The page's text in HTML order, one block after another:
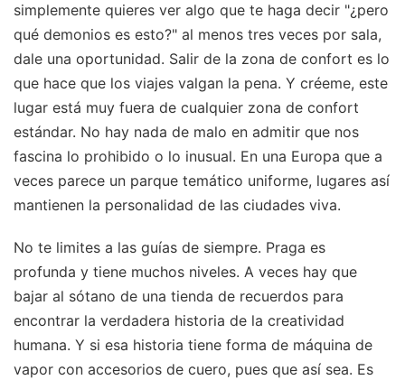
simplemente quieres ver algo que te haga decir "¿pero
qué demonios es esto?" al menos tres veces por sala,
dale una oportunidad. Salir de la zona de confort es lo
que hace que los viajes valgan la pena. Y créeme, este
lugar está muy fuera de cualquier zona de confort
estándar. No hay nada de malo en admitir que nos
fascina lo prohibido o lo inusual. En una Europa que a
veces parece un parque temático uniforme, lugares así
mantienen la personalidad de las ciudades viva.
No te limites a las guías de siempre. Praga es
profunda y tiene muchos niveles. A veces hay que
bajar al sótano de una tienda de recuerdos para
encontrar la verdadera historia de la creatividad
humana. Y si esa historia tiene forma de máquina de
vapor con accesorios de cuero, pues que así sea. Es